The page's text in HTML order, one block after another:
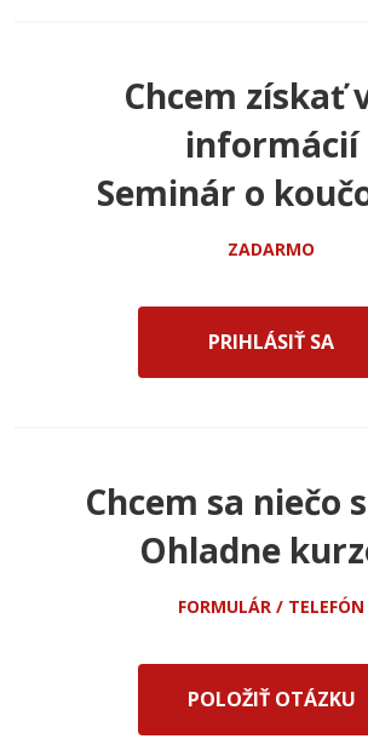
Chcem získať
informácií
Seminár o
ZADARMO
PRIHLÁSIŤ SA
Chcem sa niečo
Ohladne
FORMULÁR / TELEFÓN
POLOŽIŤ OTÁZKU